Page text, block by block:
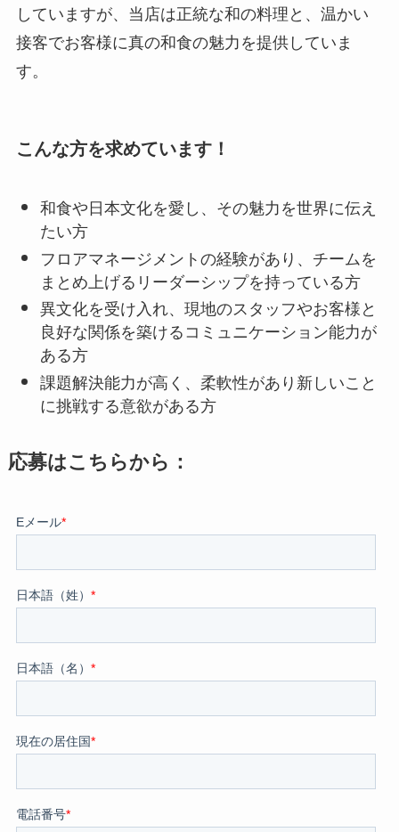
していますが、当店は正統な和の料理と、温かい
接客でお客様に真の和食の魅力を提供していま
す。
こんな方を求めています！
和食や日本文化を愛し、その魅力を世界に伝え
たい方
フロアマネージメントの経験があり、チームを
まとめ上げるリーダーシップを持っている方
異文化を受け入れ、現地のスタッフやお客様と
良好な関係を築けるコミュニケーション能力が
ある方
課題解決能力が高く、柔軟性があり新しいこと
に挑戦する意欲がある方
応募はこちらから：